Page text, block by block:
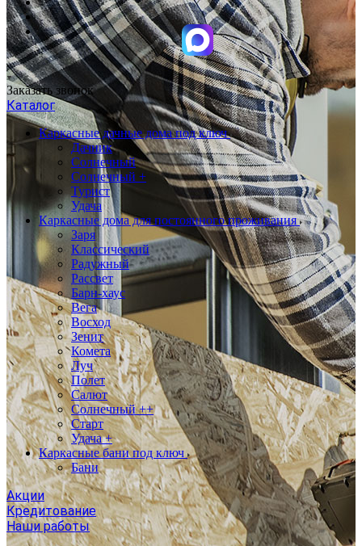
Заказать звонок
Каталог
Каркасные дачные дома под ключ
Дачник
Солнечный
Солнечный +
Турист
Удача
Каркасные дома для постоянного проживания
Заря
Классический
Радужный
Рассвет
Барн-хаус
Вега
Восход
Зенит
Комета
Луч
Полет
Салют
Солнечный ++
Старт
Удача +
Каркасные бани под ключ
Бани
Акции
Кредитование
Наши работы